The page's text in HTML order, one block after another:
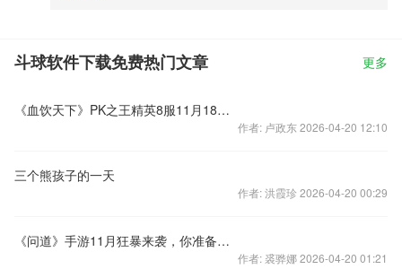
斗球软件下载免费热门文章 更多
《血饮天下》PK之王精英8服11月18日火爆开服
作者: 卢政东 2026-04-20 12:10
三个熊孩子的一天
作者: 洪霞珍 2026-04-20 00:29
《问道》手游11月狂暴来袭，你准备好了吗！
作者: 裘骅娜 2026-04-20 01:21